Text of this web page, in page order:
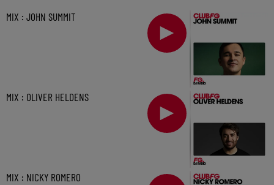
MIX : JOHN SUMMIT
MIX : OLIVER HELDENS
MIX : NICKY ROMERO